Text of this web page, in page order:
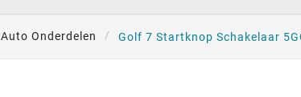
Auto Onderdelen Golf 7 Startknop Schakelaar